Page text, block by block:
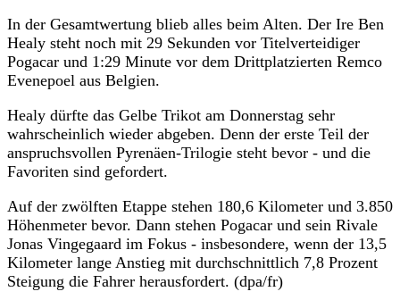
In der Gesamtwertung blieb alles beim Alten. Der Ire Ben
Healy steht noch mit 29 Sekunden vor Titelverteidiger
Pogacar und 1:29 Minute vor dem Drittplatzierten Remco
Evenepoel aus Belgien.
Healy dürfte das Gelbe Trikot am Donnerstag sehr
wahrscheinlich wieder abgeben. Denn der erste Teil der
anspruchsvollen Pyrenäen-Trilogie steht bevor - und die
Favoriten sind gefordert.
Auf der zwölften Etappe stehen 180,6 Kilometer und 3.850
Höhenmeter bevor. Dann stehen Pogacar und sein Rivale
Jonas Vingegaard im Fokus - insbesondere, wenn der 13,5
Kilometer lange Anstieg mit durchschnittlich 7,8 Prozent
Steigung die Fahrer herausfordert. (dpa/fr)